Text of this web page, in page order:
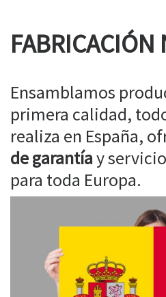
Ensamblamos
primera calidad,
realiza en España,
de garantíay
para toda Europa.